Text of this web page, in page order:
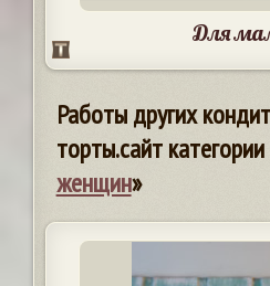
Для
Работы других
торты.сайт категории
женщин»